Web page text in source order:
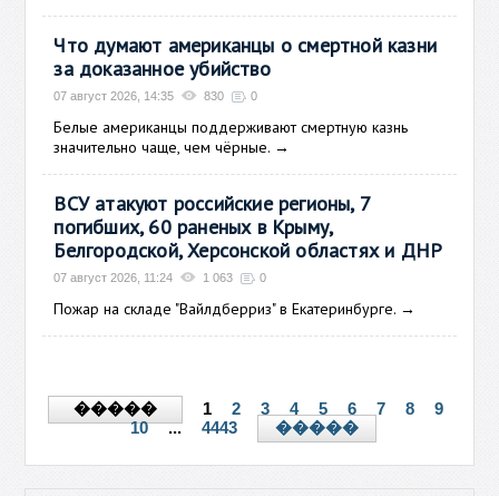
Что думают американцы о смертной казни
за доказанное убийство
07 август 2026, 14:35 830 0
Белые американцы поддерживают смертную казнь
значительно чаще, чем чёрные. →
ВСУ атакуют российские регионы, 7
погибших, 60 раненых в Крыму,
Белгородской, Херсонской областях и ДНР
07 август 2026, 11:24 1 063 0
Пожар на складе "Вайлдберриз" в Екатеринбурге. →
����� 1 2 3 4 5 6 7 8
9
10
... 4443 �����